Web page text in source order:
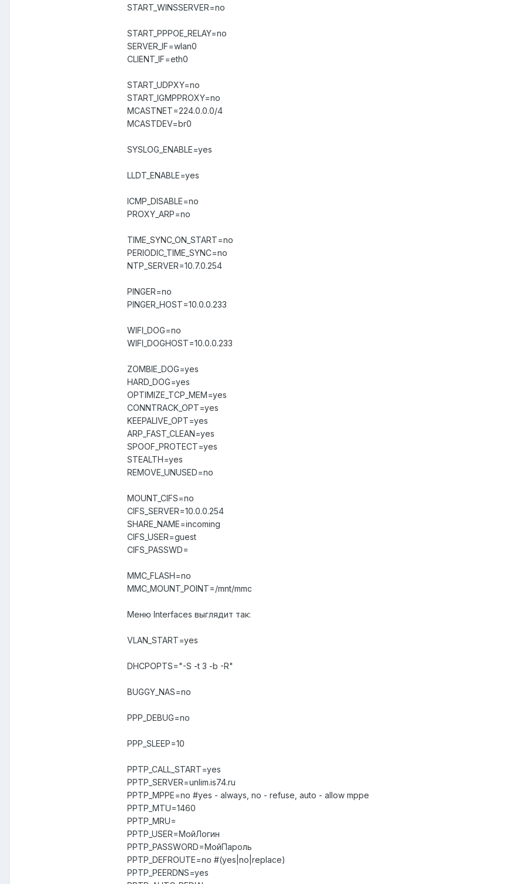
START_WINSSERVER=no
START_PPPOE_RELAY=no
SERVER_IF=wlan0
CLIENT_IF=eth0
START_UDPXY=no
START_IGMPPROXY=no
MCASTNET=224.0.0.0/4
MCASTDEV=br0
SYSLOG_ENABLE=yes
LLDT_ENABLE=yes
ICMP_DISABLE=no
PROXY_ARP=no
TIME_SYNC_ON_START=no
PERIODIC_TIME_SYNC=no
NTP_SERVER=10.7.0.254
PINGER=no
PINGER_HOST=10.0.0.233
WIFI_DOG=no
WIFI_DOGHOST=10.0.0.233
ZOMBIE_DOG=yes
HARD_DOG=yes
OPTIMIZE_TCP_MEM=yes
CONNTRACK_OPT=yes
KEEPALIVE_OPT=yes
ARP_FAST_CLEAN=yes
SPOOF_PROTECT=yes
STEALTH=yes
REMOVE_UNUSED=no
MOUNT_CIFS=no
CIFS_SERVER=10.0.0.254
SHARE_NAME=incoming
CIFS_USER=guest
CIFS_PASSWD=
MMC_FLASH=no
MMC_MOUNT_POINT=/mnt/mmc
Меню Interfaces выглядит так:
VLAN_START=yes
DHCPOPTS="-S -t 3 -b -R"
BUGGY_NAS=no
PPP_DEBUG=no
PPP_SLEEP=10
PPTP_CALL_START=yes
PPTP_SERVER=unlim.is74.ru
PPTP_MPPE=no #yes - always, no - refuse, auto - allow mppe
PPTP_MTU=1460
PPTP_MRU=
PPTP_USER=МойЛогин
PPTP_PASSWORD=МойПароль
PPTP_DEFROUTE=no #(yes|no|replace)
PPTP_PEERDNS=yes